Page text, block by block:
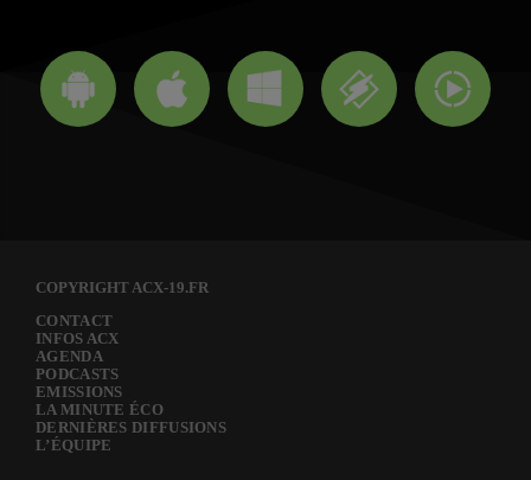
COPYRIGHT ACX-19.FR
CONTACT
INFOS ACX
AGENDA
PODCASTS
EMISSIONS
LA MINUTE ÉCO
DERNIÈRES DIFFUSIONS
L’ÉQUIPE